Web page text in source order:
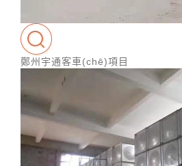
鄭州宇通客車(chē)項目